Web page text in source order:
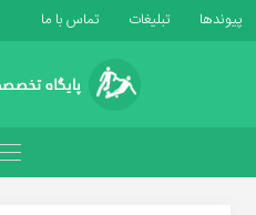
پیوندها تبلیغات تماس با ما